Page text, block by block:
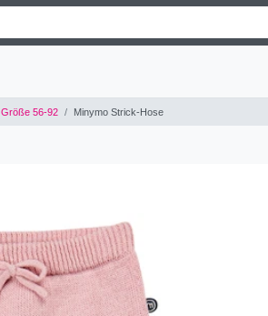
Größe 56-92 Minymo Strick-Hose